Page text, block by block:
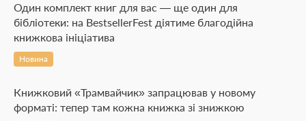
Один комплект книг для вас — ще один для
бібліотеки: на BestsellerFest діятиме благодійна
книжкова ініціатива
Новина
Книжковий «Трамвайчик» запрацював у новому
форматі: тепер там кожна книжка зі знижкою